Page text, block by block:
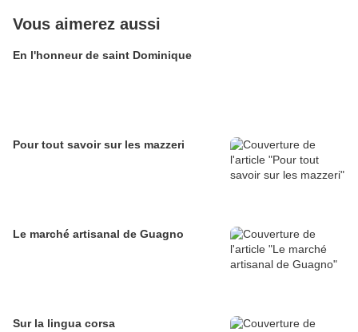
Vous aimerez aussi
En l'honneur de saint Dominique
Pour tout savoir sur les mazzeri
Le marché artisanal de Guagno
Sur la lingua corsa